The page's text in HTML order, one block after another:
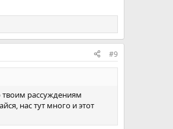
#9
твоим рассуждениям
нас тут много и этот